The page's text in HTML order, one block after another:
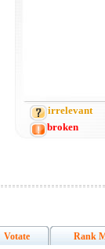
irrelevant
broken
Votate
Rank